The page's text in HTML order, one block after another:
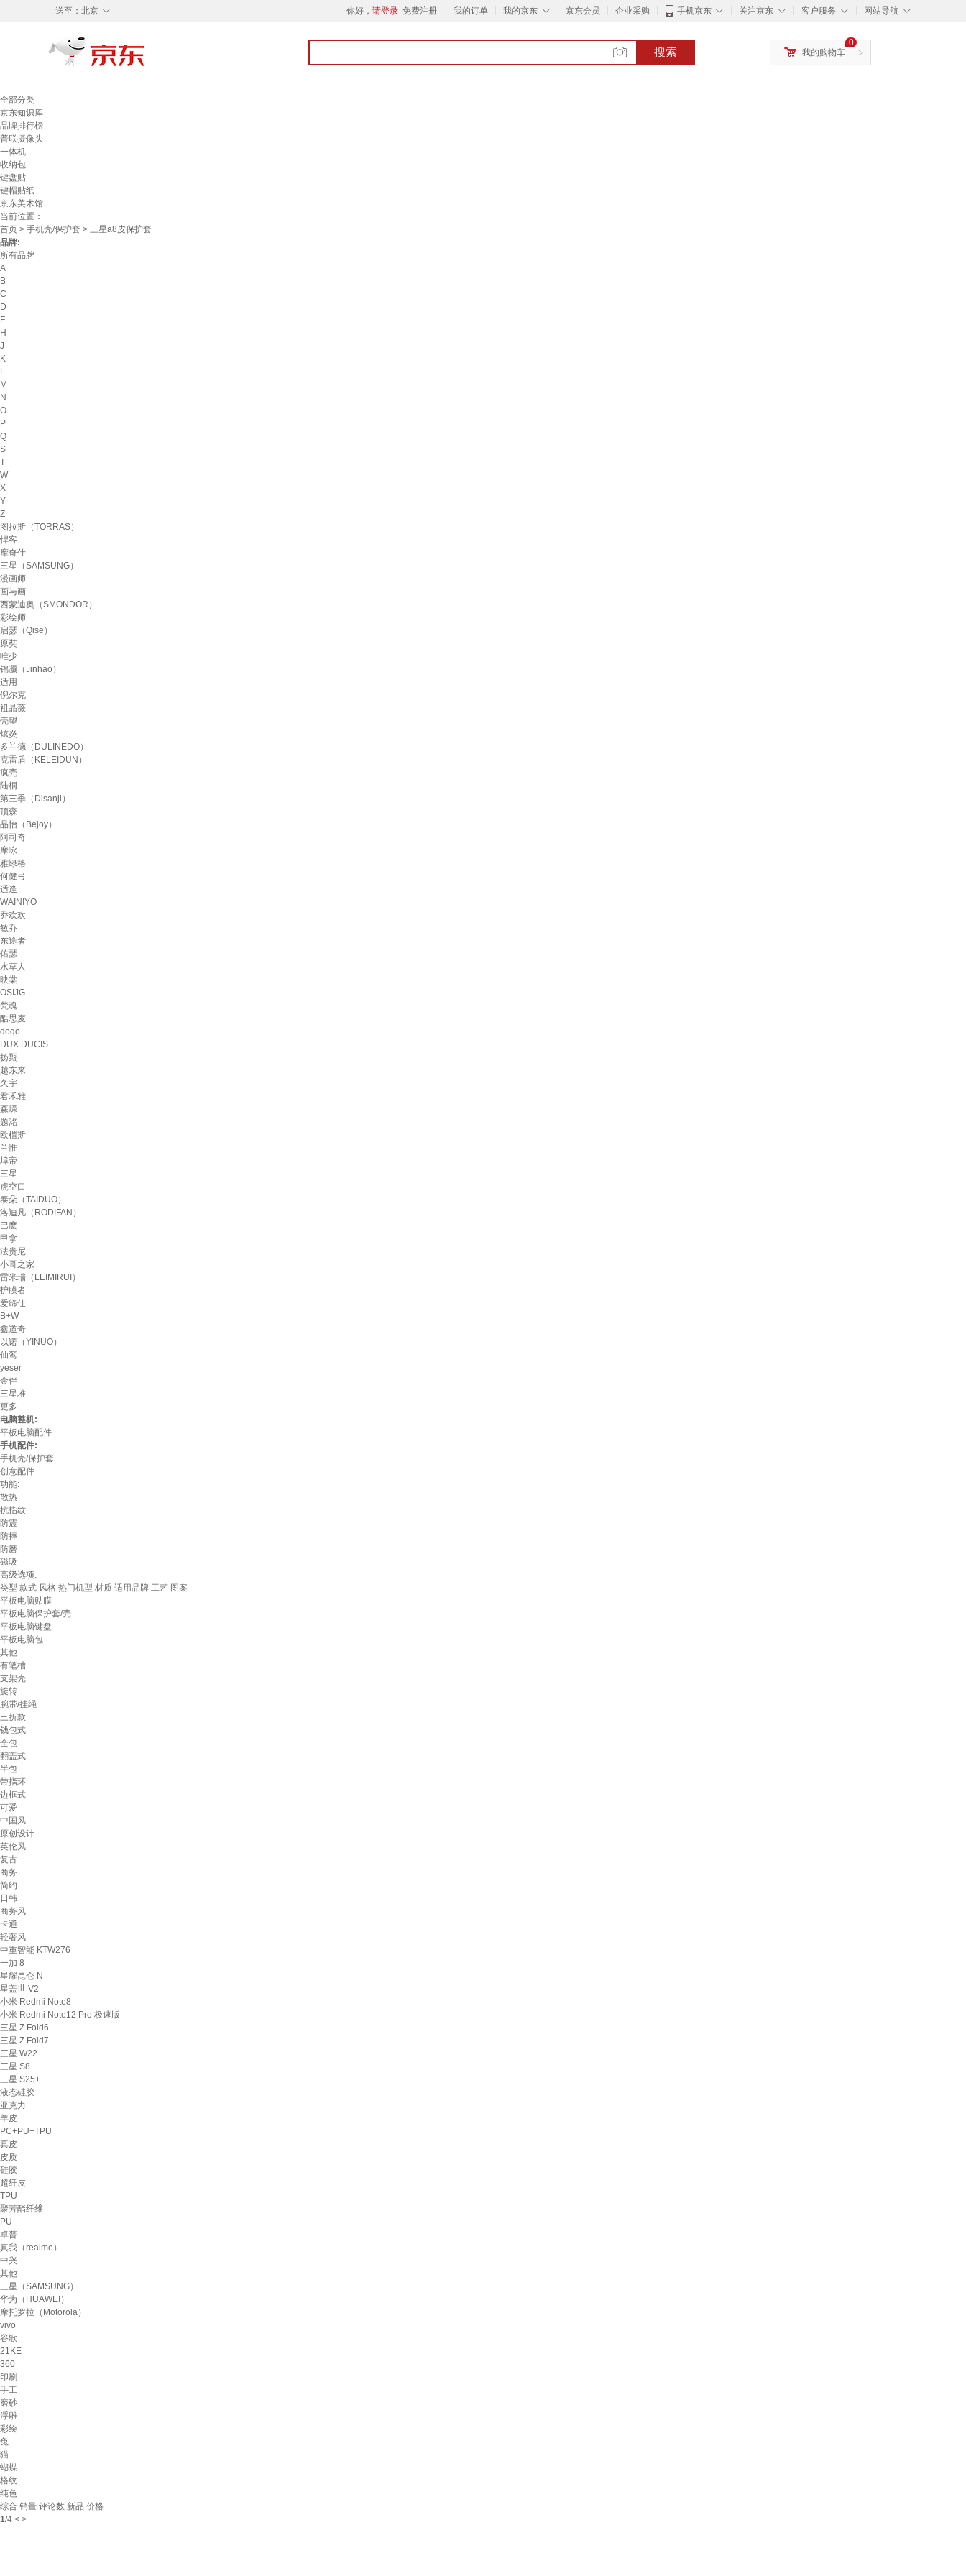
◇
送至： 北京 你好， 请登录 免费注册 我的订单 ◇
我的京东 京东会员 企业采购 ◇
手机京东 ◇
关注京东 ◇
客户服务 ◇
网站导航
搜索 >
0
我的购物车
全部分类
京东知识库
品牌排行榜
普联摄像头
一体机
收纳包
键盘贴
键帽贴纸
京东美术馆
当前位置：
首页 > 手机壳/保护套 > 三星a8皮保护套
品牌:
所有品牌
A
B
C
D
F
H
J
K
L
M
N
O
P
Q
S
T
W
X
Y
Z
图拉斯（TORRAS）
悍客
摩奇仕
三星（SAMSUNG）
漫画师
画与画
西蒙迪奥（SMONDOR）
彩绘师
启瑟（Qise）
原奘
唯少
锦灏（Jinhao）
适用
倪尔克
祖瞐薇
壳望
炫炎
多兰德（DULINEDO）
克雷盾（KELEIDUN）
疯壳
陆桐
第三季（Disanji）
顶森
品怡（Bejoy）
阿司奇
摩咏
雅绿格
何健弓
适逢
WAINIYO
乔欢欢
敏乔
东途者
佑瑟
水草人
映棠
OSIJG
梵魂
酷思麦
doqo
DUX DUCIS
扬甄
越东来
久宇
君禾雅
森嵘
题洺
欧楷斯
兰惟
埠帝
三星
虎空口
泰朵（TAIDUO）
洛迪凡（RODIFAN）
巴麽
甲拿
法贵尼
小哥之家
雷米瑞（LEIMIRUI）
护膜者
爱缔仕
B+W
鑫道奇
以诺（YINUO）
仙鸾
yeser
金伴
三星堆
更多
电脑整机:
平板电脑配件
手机配件:
手机壳/保护套
创意配件
功能:
散热
抗指纹
防震
防摔
防磨
磁吸
高级选项:
类型 款式 风格 热门机型 材质 适用品牌 工艺 图案
平板电脑贴膜
平板电脑保护套/壳
平板电脑键盘
平板电脑包
其他
有笔槽
支架壳
旋转
腕带/挂绳
三折款
钱包式
全包
翻盖式
半包
带指环
边框式
可爱
中国风
原创设计
英伦风
复古
商务
简约
日韩
商务风
卡通
轻奢风
中重智能 KTW276
一加 8
星耀昆仑 N
星盖世 V2
小米 Redmi Note8
小米 Redmi Note12 Pro 极速版
三星 Z Fold6
三星 Z Fold7
三星 W22
三星 S8
三星 S25+
液态硅胶
亚克力
羊皮
PC+PU+TPU
真皮
皮质
硅胶
超纤皮
TPU
聚芳酯纤维
PU
卓普
真我（realme）
中兴
其他
三星（SAMSUNG）
华为（HUAWEI）
摩托罗拉（Motorola）
vivo
谷歌
21KE
360
印刷
手工
磨砂
浮雕
彩绘
兔
猫
蝴蝶
格纹
纯色
综合 销量 评论数 新品 价格
1/4 < >